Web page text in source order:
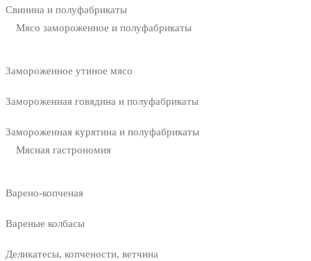
Свинина и полуфабрикаты
Мясо замороженное и полуфабрикаты
Замороженное утиное мясо
Замороженная говядина и полуфабрикаты
Замороженная курятина и полуфабрикаты
Мясная гастрономия
Варено-копченая
Вареные колбасы
Деликатесы, копчености, ветчина